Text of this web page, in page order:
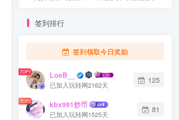
签到排行
签到领取今日奖励
TOP1 LoeB__
已加入玩转网2162天
125
TOP2 kbx991炒币
已加入玩转网1525天
81